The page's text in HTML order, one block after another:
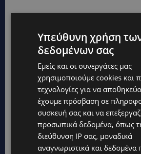
Υπεύθυνη χρήση
δεδομένων σας
Εμείς και οι συνεργάτες μας
χρησιμοποιούμε cookies και
τεχνολογίες για να
έχουμε πρόσβαση σε
συσκευή σας και να
προσωπικά δεδομένα, όπως
διεύθυνση IP σας, μοναδικά
αναγνωριστικά και δεδομένα